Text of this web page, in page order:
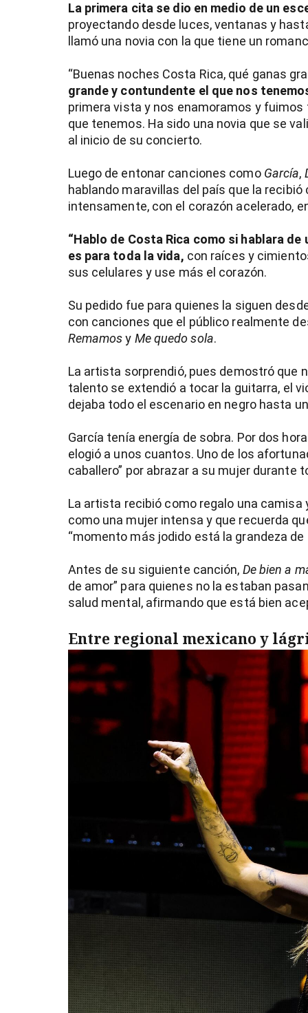
La primera cita se dio en medio de un
proyectando desde luces, ventanas y
llamó una novia con la que tiene un
“Buenas noches Costa Rica, qué ganas
grande y contundente el que nos
primera vista y nos enamoramos y
que tenemos. Ha sido una novia que se
al inicio de su concierto.
Luego de entonar canciones como García,
hablando maravillas del país que la
intensamente, con el corazón acelerado,
“Hablo de Costa Rica como si hablara
es para toda la vida, con raíces y
sus celulares y use más el corazón.
Su pedido fue para quienes la siguen
con canciones que el público realmente
Remamosy Me quedo sola.
La artista sorprendió, pues demostró que
talento se extendió a tocar la guitarra, el
dejaba todo el escenario en negro hasta
García tenía energía de sobra. Por dos
elogió a unos cuantos. Uno de los
caballero” por abrazar a su mujer durante
La artista recibió como regalo una
como una mujer intensa y que recuerda
“momento más jodido está la grandeza de
Antes de su siguiente canción, De bien a
de amor” para quienes no la estaban
salud mental, afirmando que está bien
Entre regional mexicano y